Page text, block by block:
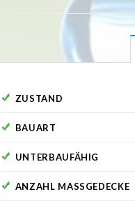
ZUSTAND
BAUART
UNTERBAUFÄHIG
ANZAHL MASSGEDECKE